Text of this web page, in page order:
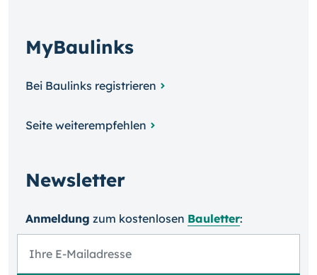
MyBaulinks
Bei Baulinks registrieren
Seite weiterempfehlen
Newsletter
Anmeldung zum kosten­losen Bauletter: